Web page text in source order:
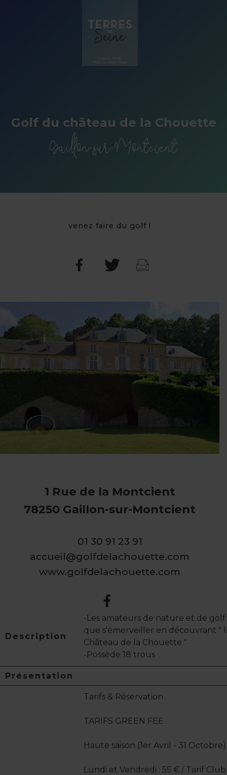
Golf du château de la Chouette
Gaillon-sur-Montcient
venez faire du golf !
1 Rue de la Montcient
78250 Gaillon-sur-Montcient
01 30 91 23 91
accueil@golfdelachouette.com
www.golfdelachouette.com
Description
-Les amateurs de nature et de
que s'émerveiller en découvrant "
Château de la Chouette "
-Possède 18 trous
Présentation
Tarifs & Réservation
TARIFS GREEN FEE
Haute saison (1er Avril - 31 Octobre)
Lundi et Vendredi : 55 € / Tarif